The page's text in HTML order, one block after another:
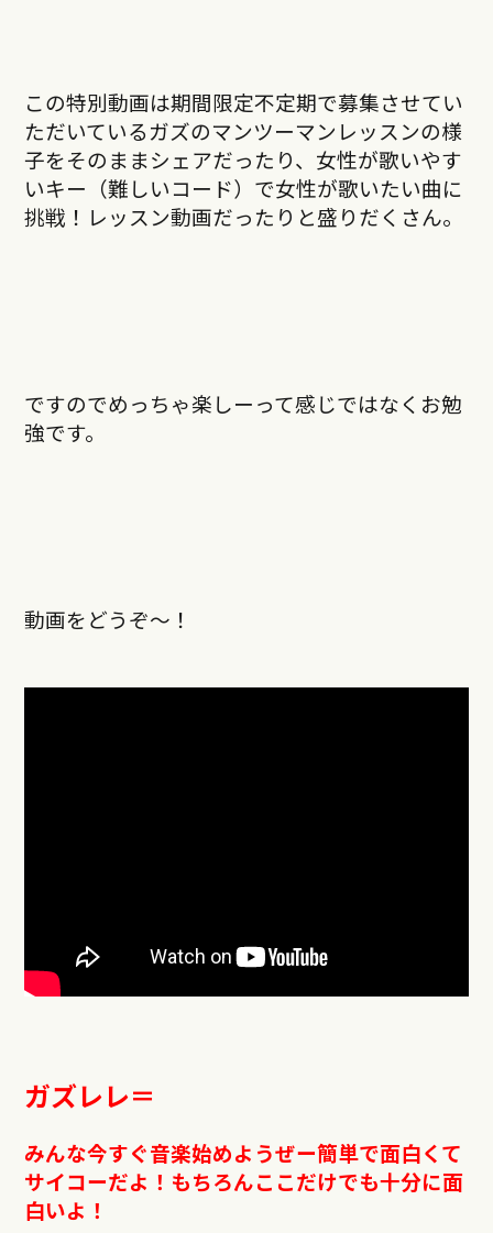
この特別動画は期間限定不定期で募集させてい
ただいているガズのマンツーマンレッスンの様
子をそのままシェアだったり、女性が歌いやす
いキー（難しいコード）で女性が歌いたい曲に
挑戦！レッスン動画だったりと盛りだくさん。
ですのでめっちゃ楽しーって感じではなくお勉
強です。
動画をどうぞ～！
ガズレレ＝
みんな今すぐ音楽始めようぜー簡単で面白くて
サイコーだよ！もちろんここだけでも十分に面
白いよ！